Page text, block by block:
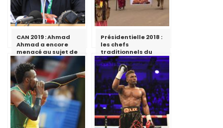
CAN 2019 : Ahmad
Ahmad a encore
menacé au sujet de
l’organisation par
le Cameroun
Présidentielle 2018 :
les chefs
traditionnels du
Sud apportent leur
soutien à Paul Biya